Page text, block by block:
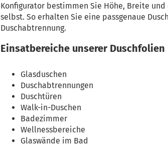
Konfigurator bestimmen Sie Höhe, Breite
selbst. So erhalten Sie eine passgenaue
Duschabtrennung.
Einsatbereiche unserer Duschfolien
Glasduschen
Duschabtrennungen
Duschtüren
Walk-in-Duschen
Badezimmer
Wellnessbereiche
Glaswände im Bad